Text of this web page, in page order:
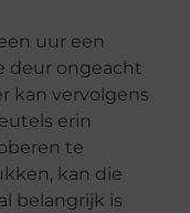
uur een
deur ongeacht
kan vervolgens
erin
te
kan die
belangrijk is